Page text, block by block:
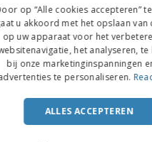
Thermische
TSC TDP-225W
op “Alle cookies accepteren”
u akkoord met het opslaan van
op uw apparaat voor het
het analyseren, te
bij onze marketinginspanningen
te personaliseren.
ALLES ACCEPTEREN